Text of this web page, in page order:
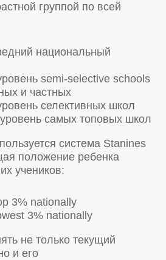
группой по всей
национальный
semi-selective schools
и частных
селективных школ
самых топовых школ
система Stanines
положение ребенка
учеников:
3% nationally
3% nationally
не только текущий
и его